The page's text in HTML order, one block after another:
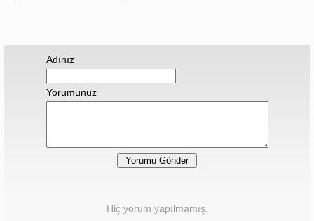
Adınız
Yorumunuz
Hiç yorum yapılmamış.